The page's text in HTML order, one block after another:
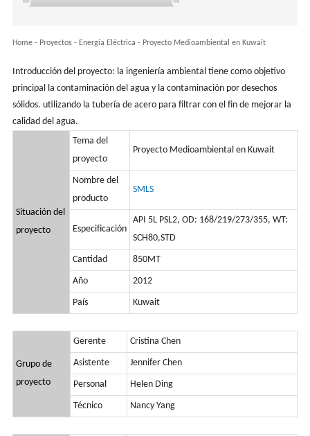
Home- Proyectos- Energía Eléctrica - Proyecto Medioambiental en Kuwait
Introducción del proyecto: la ingeniería ambiental tiene como objetivo
principal la contaminación del agua y la contaminación por desechos
sólidos. utilizando la tubería de acero para filtrar con el fin de mejorar la
calidad del agua.
Situación del
proyecto
Tema del
proyecto
Proyecto Medioambiental en Kuwait
Nombre del
producto
SMLS
Especificación
API 5L PSL2, OD: 168/219/273/355, WT:
SCH80,STD
Cantidad 850MT
Año 2012
País Kuwait
Grupo de
proyecto
Gerente Cristina Chen
Asistente Jennifer Chen
Personal Helen Ding
Técnico Nancy Yang